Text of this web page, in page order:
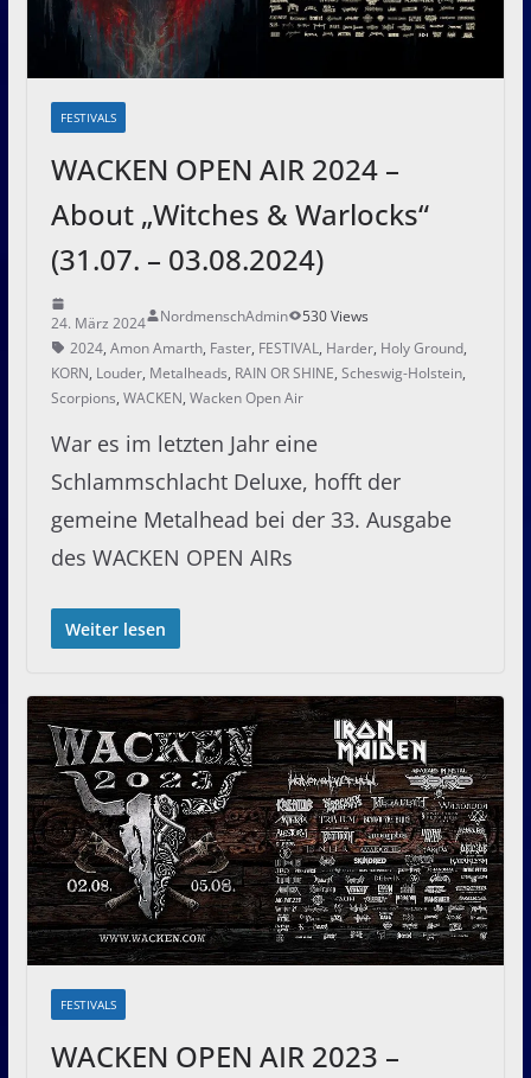
FESTIVALS
WACKEN OPEN AIR 2024 –
About „Witches & Warlocks“
(31.07. – 03.08.2024)
24. März 2024 NordmenschAdmin
530 Views
2024, Amon Amarth, Faster, FESTIVAL, Harder, Holy Ground,
KORN, Louder, Metalheads, RAIN OR SHINE, Scheswig-Holstein,
Scorpions, WACKEN, Wacken Open Air
War es im letzten Jahr eine
Schlammschlacht Deluxe, hofft der
gemeine Metalhead bei der 33. Ausgabe
des WACKEN OPEN AIRs
Weiter lesen
FESTIVALS
WACKEN OPEN AIR 2023 –